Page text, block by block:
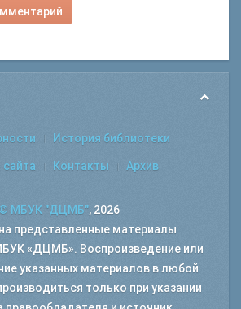
История библиотеки
сайта Контакты Архив
© МБУК "ДЦМБ", 2026
представленные материалы
«ДЦМБ». Воспроизведение или
указанных материалов в любой
только при указании